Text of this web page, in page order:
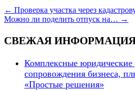
← Проверка участка через
Можно ли поделить отпуск на… →
СВЕЖАЯ
Комплексные юридические
сопровождения бизнеса,
«Простые решения»